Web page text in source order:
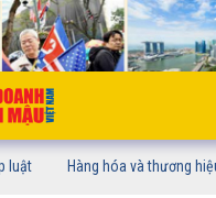
luật Hàng hóa và thương